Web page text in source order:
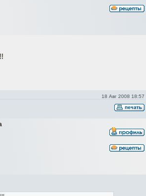
18 Авг 2008 18:57